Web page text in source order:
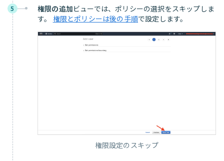
5 権限の追加ビューでは、ポリシーの選択をスキップしま
す。 権限とポリシーは後の手順で設定します。
権限設定のスキップ